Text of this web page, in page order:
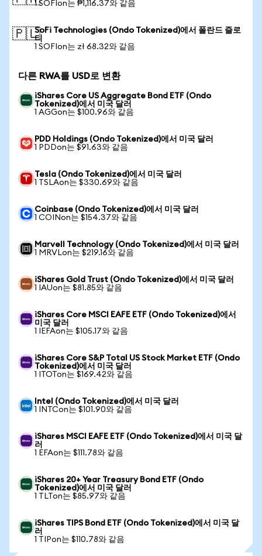
1 SOFIon는 ₱1,116.37와 같음
🇵🇱SoFi Technologies (Ondo Tokenized)에서 폴란드 즐로
티
1 SOFIon는 zł 68.32와 같음
다른 RWA를 USD로 변환
iShares Core US Aggregate Bond ETF (Ondo
Tokenized)에서 미국 달러
1 AGGon는 $100.96와 같음
PDD Holdings (Ondo Tokenized)에서 미국 달러
1 PDDon는 $91.63와 같음
Tesla (Ondo Tokenized)에서 미국 달러
1 TSLAon는 $330.69와 같음
Coinbase (Ondo Tokenized)에서 미국 달러
1 COINon는 $154.37와 같음
Marvell Technology (Ondo Tokenized)에서 미국 달러
1 MRVLon는 $219.16와 같음
iShares Gold Trust (Ondo Tokenized)에서 미국 달러
1 IAUon는 $81.85와 같음
iShares Core MSCI EAFE ETF (Ondo Tokenized)에서
미국 달러
1 IEFAon는 $105.17와 같음
iShares Core S&P Total US Stock Market ETF (Ondo
Tokenized)에서 미국 달러
1 ITOTon는 $169.42와 같음
Intel (Ondo Tokenized)에서 미국 달러
1 INTCon는 $101.90와 같음
iShares MSCI EAFE ETF (Ondo Tokenized)에서 미국 달
러
1 EFAon는 $111.78와 같음
iShares 20+ Year Treasury Bond ETF (Ondo
Tokenized)에서 미국 달러
1 TLTon는 $85.97와 같음
iShares TIPS Bond ETF (Ondo Tokenized)에서 미국 달
러
1 TIPon는 $110.78와 같음